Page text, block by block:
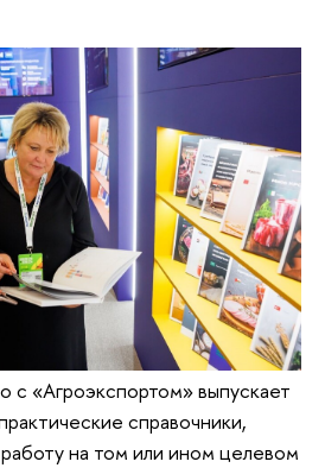
«Агроэкспортом» выпускает
справочники,
на том или ином целевом